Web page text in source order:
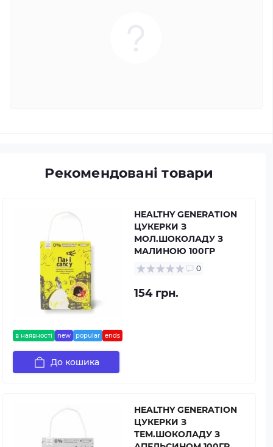
Рекомендовані товари
в наявності new popular ends
HEALTHY GENERATION
ЦУКЕРКИ З
МОЛ.ШОКОЛАДУ З
МАЛИНОЮ 100ГР
0
154 грн.
До кошика
HEALTHY GENERATION
ЦУКЕРКИ З
ТЕМ.ШОКОЛАДУ З